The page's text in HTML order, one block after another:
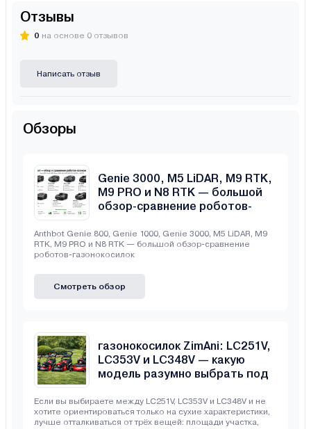
Отзывы
0 на основе 0 отзывов
Написать отзыв
Обзоры
Genie 3000, M5 LiDAR, M9 RTK,
M9 PRO и N8 RTK — большой
обзор-сравнение роботов-
Anthbot Genie 800, Genie 1000, Genie 3000, M5 LiDAR, M9
RTK, M9 PRO и N8 RTK — большой обзор-сравнение
роботов-газонокосилок
Смотреть обзор
газонокосилок ZimAni: LC251V,
LC353V и LC348V — какую
модель разумно выбрать под
Если вы выбираете между LC251V, LC353V и LC348V и не
хотите ориентироваться только на сухие характеристики,
лучше отталкиваться от трёх вещей: площади участка,